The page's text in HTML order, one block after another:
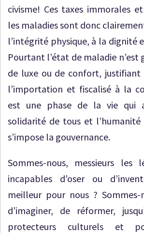
civisme! Ces taxes immorales
les maladies sont donc
l’intégrité physique, à la dignité
Pourtant l’état de maladie n’est
de luxe ou de confort, justifiant
l’importation et fiscalisé à la
est une phase de la vie qui
solidarité de tous et
s’impose la gouvernance.
Sommes-nous, messieurs les
incapables d’oser ou
meilleur pour nous ? Sommes-
d’imaginer, de réformer,
protecteurs culturels et